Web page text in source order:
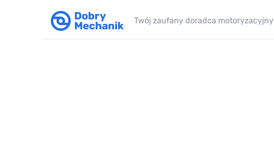
Twój zaufany doradca motoryzacyjny